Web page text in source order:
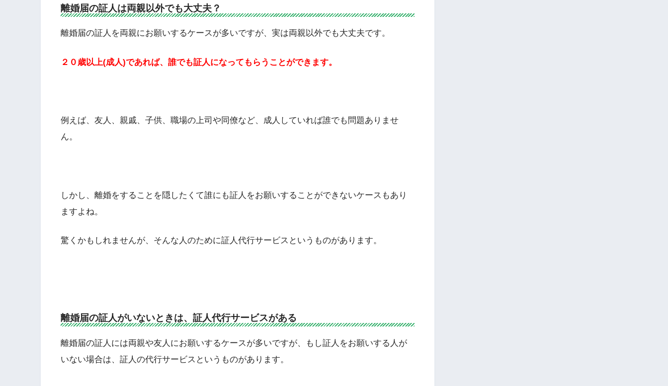
離婚届の証人は両親以外でも大丈夫？
離婚届の証人を両親にお願いするケースが多いですが、実は両親以外でも大丈夫です。
２０歳以上(成人)であれば、誰でも証人になってもらうことができます。
例えば、友人、親戚、子供、職場の上司や同僚など、成人していれば誰でも問題ありませ
ん。
しかし、離婚をすることを隠したくて誰にも証人をお願いすることができないケースもあり
ますよね。
驚くかもしれませんが、そんな人のために証人代行サービスというものがあります。
離婚届の証人がいないときは、証人代行サービスがある
離婚届の証人には両親や友人にお願いするケースが多いですが、もし証人をお願いする人が
いない場合は、証人の代行サービスというものがあります。